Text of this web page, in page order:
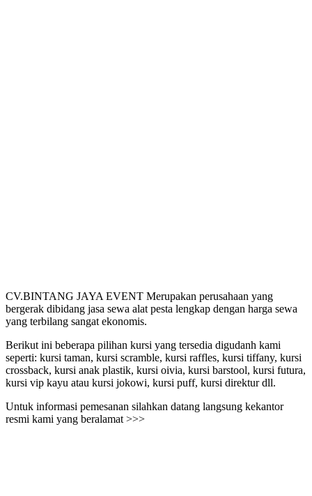
CV.BINTANG JAYA EVENT Merupakan perusahaan yang
bergerak dibidang jasa sewa alat pesta lengkap dengan harga sewa
yang terbilang sangat ekonomis.
Berikut ini beberapa pilihan kursi yang tersedia digudanh kami
seperti: kursi taman, kursi scramble, kursi raffles, kursi tiffany, kursi
crossback, kursi anak plastik, kursi oivia, kursi barstool, kursi futura,
kursi vip kayu atau kursi jokowi, kursi puff, kursi direktur dll.
Untuk informasi pemesanan silahkan datang langsung kekantor
resmi kami yang beralamat >>>